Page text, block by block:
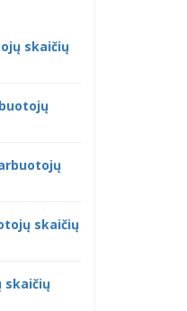
skaičių
skaičių
skaičių